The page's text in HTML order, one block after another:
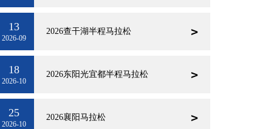
13
2026-09
2026查干湖半程马拉松
18
2026-10
2026东阳光宜都半程马拉松
25
2026-10
2026襄阳马拉松